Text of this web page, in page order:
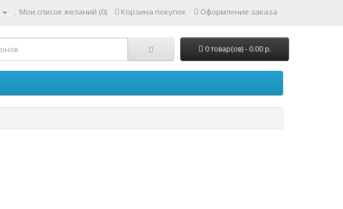
Мои список желаний (0) Корзина покупок Оформление заказа
0 товар(ов) - 0.00 р.